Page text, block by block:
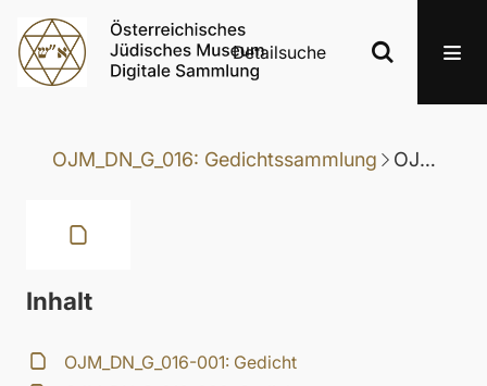
Detailsuche
OJM_DN_G_016: Gedichtssammlung OJM_DN_G_016-021: Gedicht
Inhalt
OJM_DN_G_016-001: Gedicht